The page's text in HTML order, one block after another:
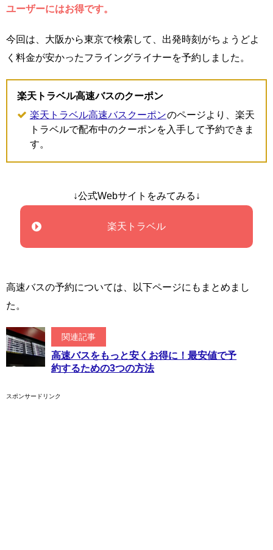
ユーザーにはお得です。
今回は、大阪から東京で検索して、出発時刻がちょうどよ
く料金が安かったフライングライナーを予約しました。
楽天トラベル高速バスのクーポン
楽天トラベル高速バスクーポンのページより、楽天
トラベルで配布中のクーポンを入手して予約できま
す。
↓公式Webサイトをみてみる↓
楽天トラベル
高速バスの予約については、以下ページにもまとめまし
た。
関連記事
高速バスをもっと安くお得に！最安値で予
約するための3つの方法
スポンサードリンク